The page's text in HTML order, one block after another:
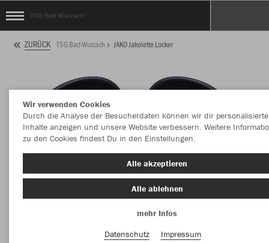
TSG Bad Wurzach
ZURÜCK TSG Bad Wurzach JAKO Jakolette Locker
Wir verwenden Cookies
Durch die Analyse der Besucherdaten können wir dir personalisierte
Inhalte anzeigen und unsere Website verbessern. Weitere
zu den Cookies findest Du in den Einstellungen.
Alle akzeptieren
Alle ablehnen
mehr Infos
Datenschutz
Impressum